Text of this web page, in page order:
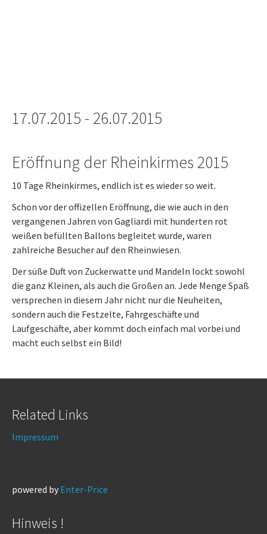
17.07.2015 - 26.07.2015
Eröffnung der Rheinkirmes 2015
10 Tage Rheinkirmes, endlich ist es wieder so weit.
Schon vor der offizellen Eröffnung, die wie auch in den
vergangenen Jahren von Gagliardi mit hunderten rot
weißen befüllten Ballons begleitet wurde, waren
zahlreiche Besucher auf den Rheinwiesen.
Der süße Duft von Zuckerwatte und Mandeln lockt sowohl
die ganz Kleinen, als auch die Großen an. Jede Menge Spaß
versprechen in diesem Jahr nicht nur die Neuheiten,
sondern auch die Festzelte, Fahrgeschäfte und
Laufgeschäfte, aber kommt doch einfach mal vorbei und
macht euch selbst ein Bild!
Related Links
Impressum
powered by Enter-Price
Hinweis !